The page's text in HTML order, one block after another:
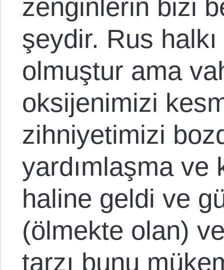
zenginlerin bizi
şeydir. Rus
olmuştur ama
oksijenimizi
zihniyetimizi
yardımlaşma ve
haline geldi ve
(ölmekte olan)
tarzı bunu